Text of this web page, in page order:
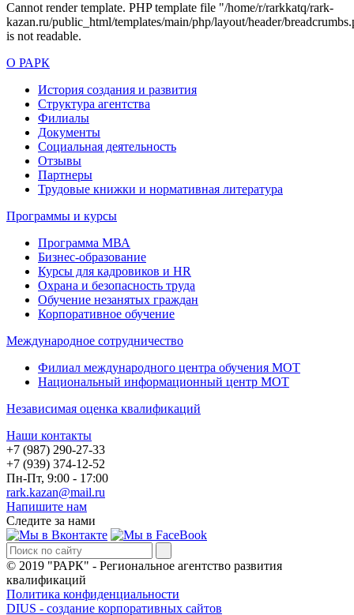
Cannot render template. PHP template file "/home/r/rarkkatq/rark-
kazan.ru/public_html/templates/main/php/layout/header/
is not readable.
О РАРК
История создания и развития
Структура агентства
Филиалы
Документы
Социальная деятельность
Отзывы
Партнеры
Трудовые книжки и нормативная литература
Программы и курсы
Программа МВА
Бизнес-образование
Курсы для кадровиков и HR
Охрана и безопасность труда
Обучение незанятых граждан
Корпоративное обучение
Международное сотрудничество
Филиал международного центра обучения МОТ
Национальный информационный центр МОТ
Независимая оценка квалификаций
Наши контакты
+7 (987) 290-27-33
+7 (939) 374-12-52
Пн-Пт, 9:00 - 17:00
rark.kazan@mail.ru
Напишите нам
Следите за нами
© 2019 "РАРК" - Региональное агентство развития
квалификаций
Политика конфиденциальности
DIUS - создание корпоративных сайтов